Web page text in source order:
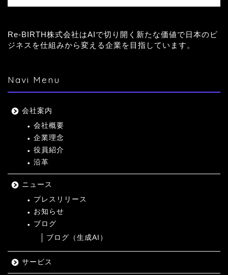
Re-BIRTH株式会社はAIで切り開く新たな価値で日本のビ
ジネスを仕組みから変える企業を目指しています。
Navi Menu
会社案内
会社概要
企業理念
役員紹介
沿革
ニュース
プレスリリース
お知らせ
ブログ
ブログ（生成AI）
サービス